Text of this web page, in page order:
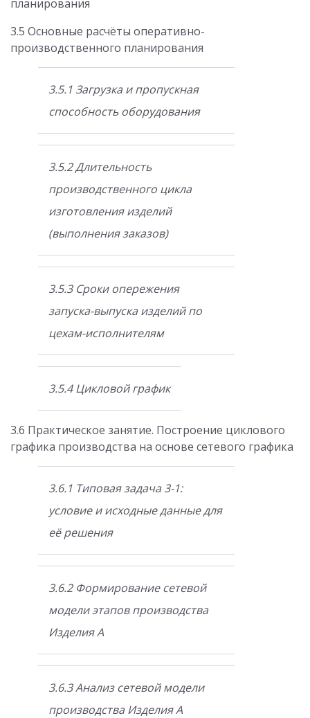
планирования
3.5 Основные расчёты оперативно-
производственного планирования
3.5.1 Загрузка и пропускная
способность оборудования
3.5.2 Длительность
производственного цикла
изготовления изделий
(выполнения заказов)
3.5.3 Сроки опережения
запуска-выпуска изделий по
цехам-исполнителям
3.5.4 Цикловой график
3.6 Практическое занятие. Построение циклового
графика производства на основе сетевого графика
3.6.1 Типовая задача 3-1:
условие и исходные данные для
её решения
3.6.2 Формирование сетевой
модели этапов производства
Изделия А
3.6.3 Анализ сетевой модели
производства Изделия А